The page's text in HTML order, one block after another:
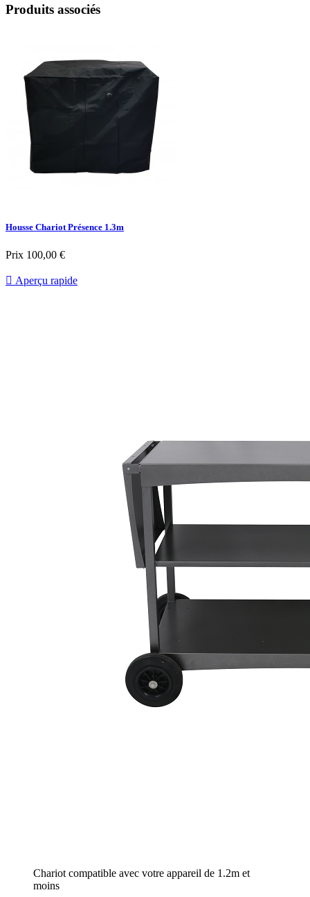
Produits associés
Housse Chariot Présence 1.3m
Prix 100,00 €
 Aperçu rapide
Chariot compatible avec votre appareil de 1.2m et
moins